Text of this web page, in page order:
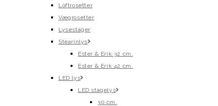
Loftrosetter
Vægrosetter
Lysestager
Stearinlys
Ester & Erik 32 cm.
Ester & Erik 42 cm.
LED lys
LED stagelys
30 cm.